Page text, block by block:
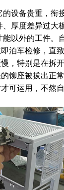
的设备贵重，衔
厚度差异过大
能以外的工件。
泊车检修，直
，特别是在拆
铆座被拔出正
可运用，不然